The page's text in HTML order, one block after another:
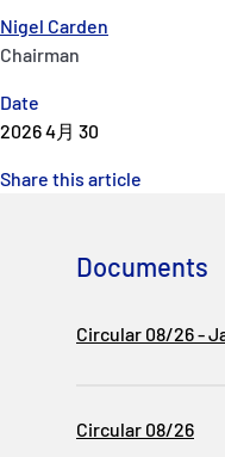
Nigel Carden
Chairman
Date
2026 4月 30
Share this article
Documents
Circular 08/26 -
Circular 08/26